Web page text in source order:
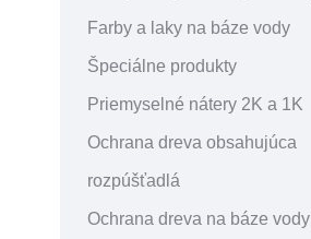
Farby a laky na báze vody
Špeciálne produkty
Priemyselné nátery 2K a 1K
Ochrana dreva obsahujúca
rozpúšťadlá
Ochrana dreva na báze vody